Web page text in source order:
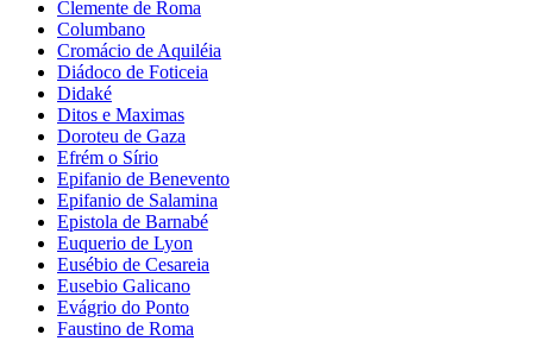
Clemente de Roma
Columbano
Cromácio de Aquiléia
Diádoco de Foticeia
Didaké
Ditos e Maximas
Doroteu de Gaza
Efrém o Sírio
Epifanio de Benevento
Epifanio de Salamina
Epistola de Barnabé
Euquerio de Lyon
Eusébio de Cesareia
Eusebio Galicano
Evágrio do Ponto
Faustino de Roma